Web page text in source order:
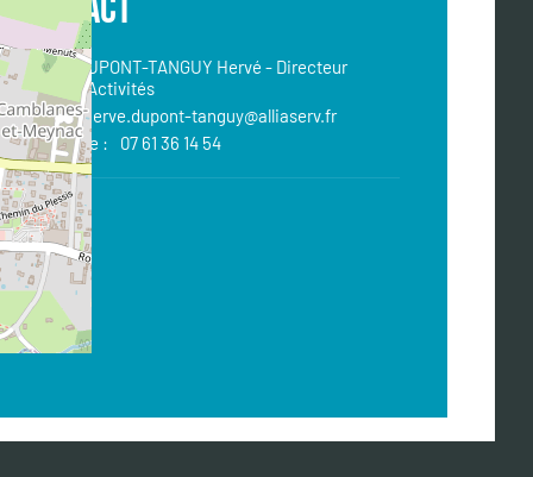
Nom : DUPONT-TANGUY Hervé - Directeur
d'Activités
Email : herve.dupont-tanguy@alliaserv.fr
Téléphone :
07 61 36 14 54